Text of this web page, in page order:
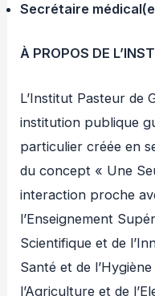
Secrétaire
À PROPOS DE
L’Institut Pasteur de
institution publique
particulier créée en
du concept « Une
interaction proche
l’Enseignement
Scientifique et de
Santé et de
l’Agriculture et de